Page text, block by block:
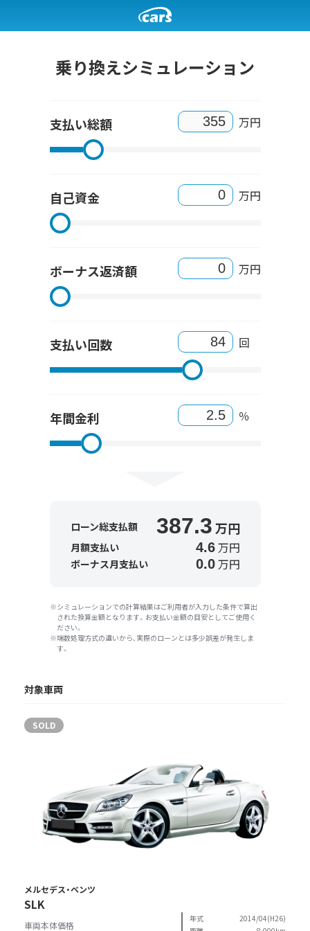
乗り換えシミュレーション
支払い総額 万円
自己資金 万円
ボーナス返済額 万円
支払い回数 回
年間金利 ％
ローン総支払額 387.3万円
月額支払い 4.6 万円
ボーナス月支払い 0.0 万円
シミュレーションでの計算結果はご利用者が入力した条件で算出
された換算金額となります。お支払い金額の目安としてご使用く
ださい。
端数処理方式の違いから、実際のローンとは多少誤差が発生しま
す。
対象車両
SOLD
メルセデス・ベンツ
SLK
車両本体価格
年式
2014/04(H26)